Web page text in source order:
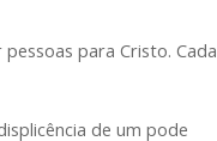
para Cristo. Cada
de um pode